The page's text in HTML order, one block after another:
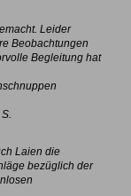
Leider
Beobachtungen
Begleitung hat
Laien die
bezüglich der